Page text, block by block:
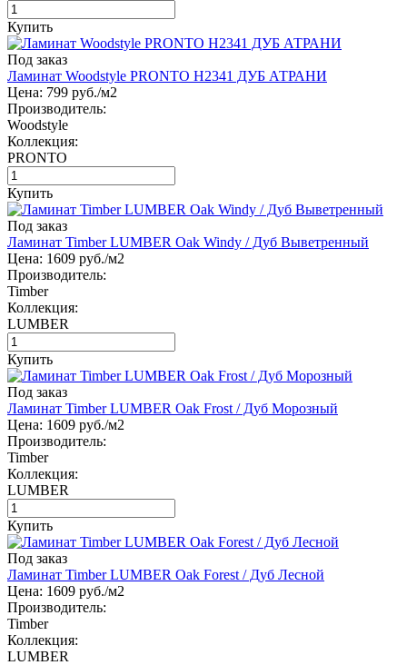
Купить
Под заказ
Ламинат Woodstyle PRONTO H2341 ДУБ АТРАНИ
Цена: 799 руб./м2
Производитель:
Woodstyle
Коллекция:
PRONTO
Купить
Под заказ
Ламинат Timber LUMBER Oak Windy / Дуб Выветренный
Цена: 1609 руб./м2
Производитель:
Timber
Коллекция:
LUMBER
Купить
Под заказ
Ламинат Timber LUMBER Oak Frost / Дуб Морозный
Цена: 1609 руб./м2
Производитель:
Timber
Коллекция:
LUMBER
Купить
Под заказ
Ламинат Timber LUMBER Oak Forest / Дуб Лесной
Цена: 1609 руб./м2
Производитель:
Timber
Коллекция:
LUMBER